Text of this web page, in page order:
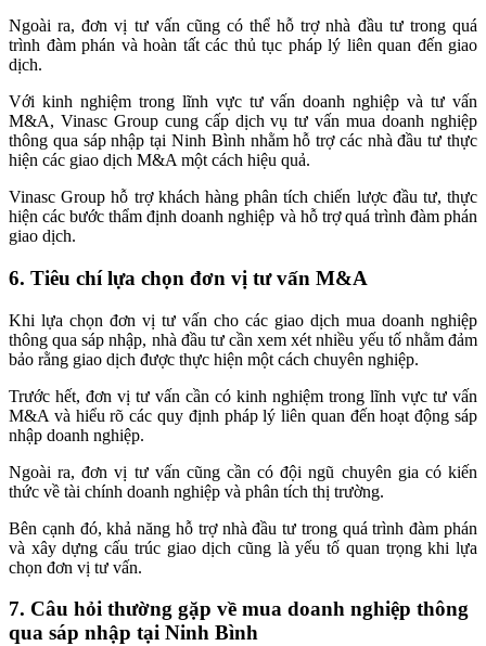
Ngoài ra, đơn vị tư vấn cũng có thể hỗ trợ nhà đầu tư trong quá
trình đàm phán và hoàn tất các thủ tục pháp lý liên quan đến giao
dịch.
Với kinh nghiệm trong lĩnh vực tư vấn doanh nghiệp và tư vấn
M&A, Vinasc Group cung cấp dịch vụ tư vấn mua doanh nghiệp
thông qua sáp nhập tại Ninh Bình nhằm hỗ trợ các nhà đầu tư thực
hiện các giao dịch M&A một cách hiệu quả.
Vinasc Group hỗ trợ khách hàng phân tích chiến lược đầu tư, thực
hiện các bước thẩm định doanh nghiệp và hỗ trợ quá trình đàm phán
giao dịch.
6. Tiêu chí lựa chọn đơn vị tư vấn M&A
Khi lựa chọn đơn vị tư vấn cho các giao dịch mua doanh nghiệp
thông qua sáp nhập, nhà đầu tư cần xem xét nhiều yếu tố nhằm đảm
bảo rằng giao dịch được thực hiện một cách chuyên nghiệp.
Trước hết, đơn vị tư vấn cần có kinh nghiệm trong lĩnh vực tư vấn
M&A và hiểu rõ các quy định pháp lý liên quan đến hoạt động sáp
nhập doanh nghiệp.
Ngoài ra, đơn vị tư vấn cũng cần có đội ngũ chuyên gia có kiến
thức về tài chính doanh nghiệp và phân tích thị trường.
Bên cạnh đó, khả năng hỗ trợ nhà đầu tư trong quá trình đàm phán
và xây dựng cấu trúc giao dịch cũng là yếu tố quan trọng khi lựa
chọn đơn vị tư vấn.
7. Câu hỏi thường gặp về mua doanh nghiệp thông
qua sáp nhập tại Ninh Bình